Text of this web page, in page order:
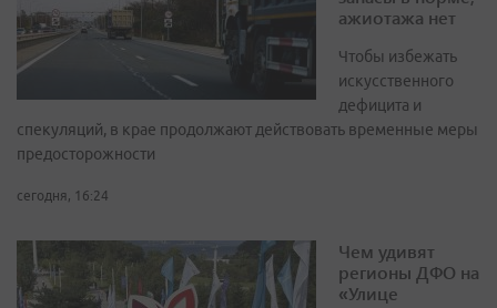
ажиотажа нет
Чтобы избежать
искусственного
дефицита и
спекуляций, в крае продолжают действовать временные меры
предосторожности
сегодня, 16:24
Чем удивят
регионы ДФО на
«Улице